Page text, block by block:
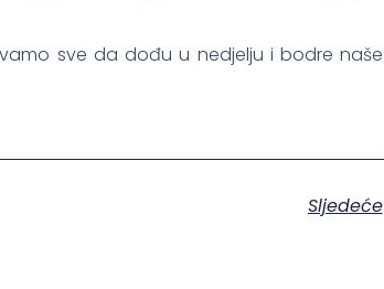
sve da dođu u nedjelju i bodre naše
Sljedeće